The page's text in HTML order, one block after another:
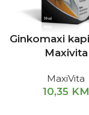
Ginkomaxi
Maxivita
MaxiVita
10,35 KM